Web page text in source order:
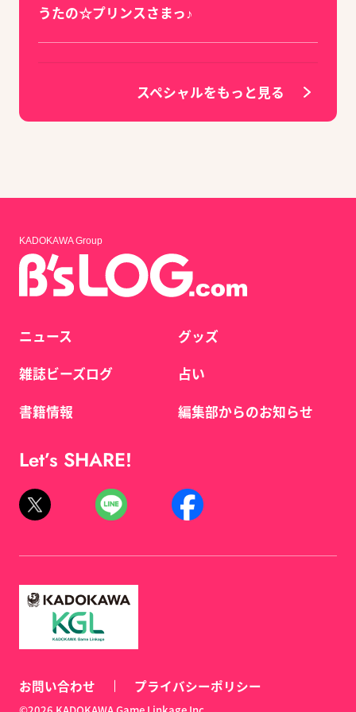
うたの☆プリンスさまっ♪
スペシャルをもっと見る
KADOKAWA Group
ニュース
雑誌ビーズログ
書籍情報
グッズ
占い
編集部からのお知らせ
Let’s SHARE!
お問い合わせ プライバシーポリシー